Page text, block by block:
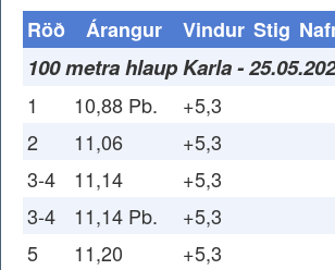
Röð
Árangur Vindur Stig
100 metra hlaup Karla -
1 10,88 Pb. +5,3
2
11,06 +5,3
3-4
11,14 +5,3
3-4
11,14 Pb. +5,3
5
11,20 +5,3